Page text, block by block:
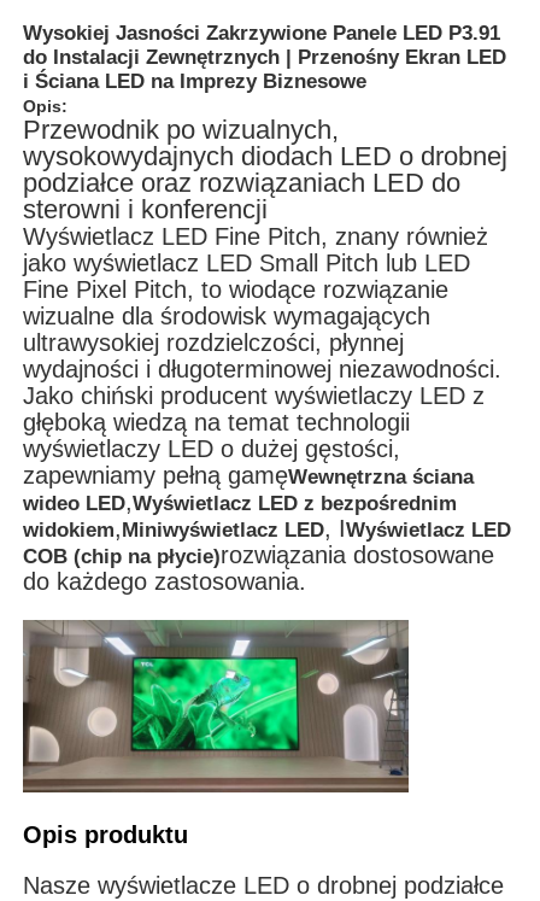
Wycieczka po fabryce
Kontrola jakości
Skontaktuj się z nami
Nowości
Sprawy
Poproś o wycenę
Wyświetlacz LED do ściany wideo
Ekran wyświetlacza LED
ekran LED na koncerty
Wynajem ekranów LED
Przezroczysty wyświetlacz LED
Wysokiej Jasności Zakrzywione Panele LED P3.91
do Instalacji Zewnętrznych | Przenośny Ekran LED
i Ściana LED na Imprezy Biznesowe
Opis:
Przewodnik po wizualnych,
wysokowydajnych diodach LED o drobnej
podziałce oraz rozwiązaniach LED do
sterowni i konferencji
Wyświetlacz LED Fine Pitch, znany również
jako wyświetlacz LED Small Pitch lub LED
Fine Pixel Pitch, to wiodące rozwiązanie
wizualne dla środowisk wymagających
ultrawysokiej rozdzielczości, płynnej
wydajności i długoterminowej niezawodności.
Jako chiński producent wyświetlaczy LED z
głęboką wiedzą na temat technologii
wyświetlaczy LED o dużej gęstości,
zapewniamy pełną gamęWewnętrzna ściana
wideo LED,Wyświetlacz LED z bezpośrednim
widokiem,Miniwyświetlacz LED, IWyświetlacz LED
COB (chip na płycie)rozwiązania dostosowane
do każdego zastosowania.
Opis produktu
Nasze wyświetlacze LED o drobnej podziałce